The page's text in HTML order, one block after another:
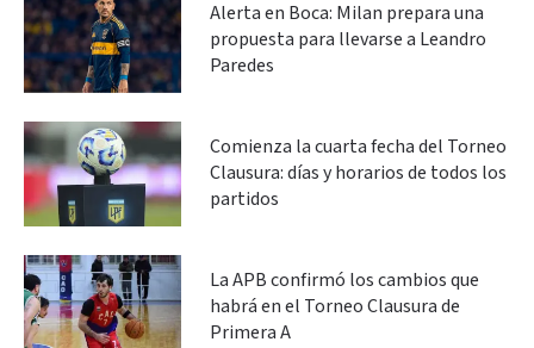
Alerta en Boca: Milan prepara una
propuesta para llevarse a Leandro
Paredes
Comienza la cuarta fecha del Torneo
Clausura: días y horarios de todos los
partidos
La APB confirmó los cambios que
habrá en el Torneo Clausura de
Primera A